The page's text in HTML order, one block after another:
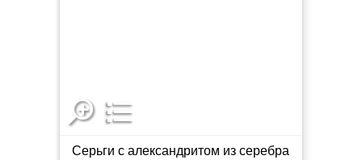
Серьги с александритом из серебра